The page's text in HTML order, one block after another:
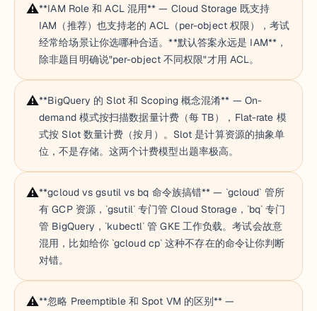
⚠️**IAM Role 和 ACL 混用** — Cloud Storage 既支持
IAM（推荐）也支持老的 ACL（per-object 权限），考试
经常给场景让你选哪种合适。**默认答案永远是 IAM**，
除非题目明确说"per-object 不同权限"才用 ACL。
⚠️**BigQuery 的 Slot 和 Scoping 概念混淆** — On-
demand 模式按扫描数据量计费（每 TB），Flat-rate 模
式按 Slot 数量计费（按月）。Slot 是计算资源的抽象单
位，不是存储。这两个计费模型出题率极高。
⚠️**gcloud vs gsutil vs bq 命令族搞错** — `gcloud` 管所
有 GCP 资源，`gsutil` 专门管 Cloud Storage，`bq` 专门
管 BigQuery，`kubectl` 管 GKE 工作负载。考试会故意
混用，比如给你 `gcloud cp` 这种不存在的命令让你判断
对错。
⚠️**忽略 Preemptible 和 Spot VM 的区别** —